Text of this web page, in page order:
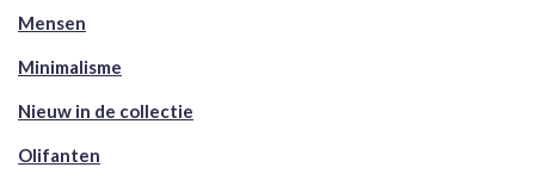
Mensen
Minimalisme
Nieuw in de collectie
Olifanten